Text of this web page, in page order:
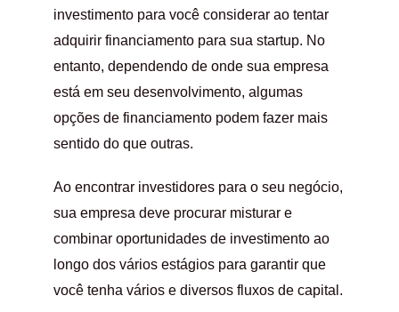
investimento para você considerar ao tentar
adquirir financiamento para sua startup. No
entanto, dependendo de onde sua empresa
está em seu desenvolvimento, algumas
opções de financiamento podem fazer mais
sentido do que outras.
Ao encontrar investidores para o seu negócio,
sua empresa deve procurar misturar e
combinar oportunidades de investimento ao
longo dos vários estágios para garantir que
você tenha vários e diversos fluxos de capital.